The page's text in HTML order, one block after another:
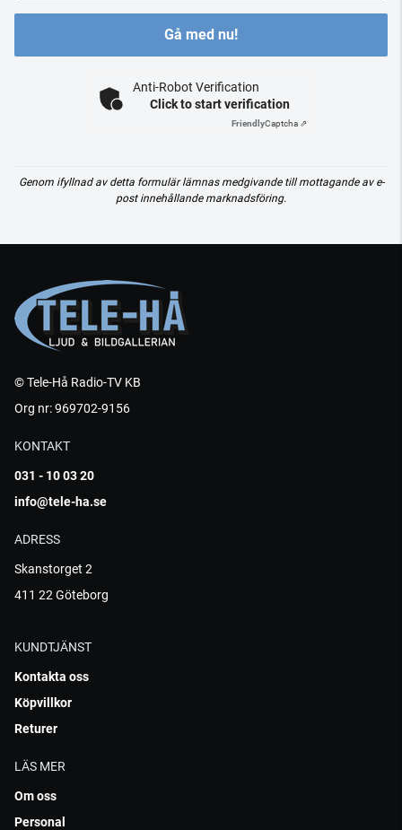
Gå med nu!
Anti-Robot Verification
Click to start verification
FriendlyCaptcha ⇗
Genom ifyllnad av detta formulär lämnas medgivande till mottagande av e-
post innehållande marknadsföring.
© Tele-Hå Radio-TV KB
Org nr: 969702-9156
KONTAKT
031 - 10 03 20
info@tele-ha.se
ADRESS
Skanstorget 2
411 22 Göteborg
KUNDTJÄNST
Kontakta oss
Köpvillkor
Returer
LÄS MER
Om oss
Personal